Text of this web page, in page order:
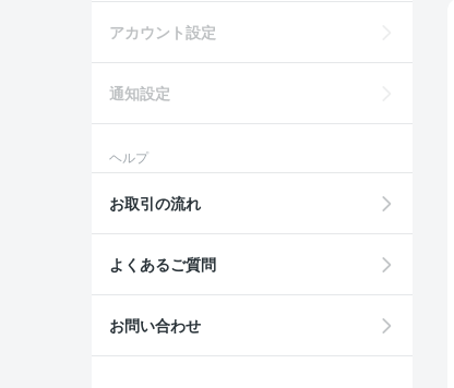
アカウント設定
通知設定
ヘルプ
お取引の流れ
よくあるご質問
お問い合わせ